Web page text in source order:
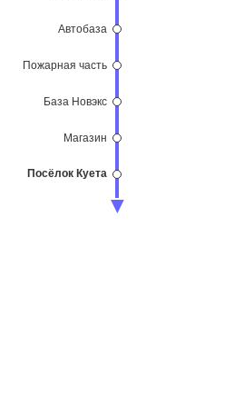
Автобаза
Пожарная часть
База Новэкс
Магазин
Посёлок Куета